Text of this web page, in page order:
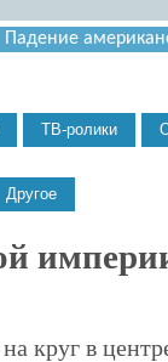
Падение
круг в